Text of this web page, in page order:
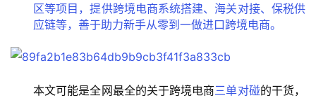
区等项目，提供跨境电商系统搭建、海关对接、保税供
应链等，善于助力新手从零到一做进口跨境电商。
本文可能是全网最全的关于跨境电商三单对碰的干货，